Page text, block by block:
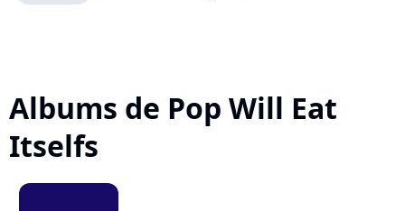
Albums de Pop Will Eat
Itselfs